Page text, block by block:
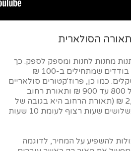
הסולארית
מחנות לחנות ומספק לספק. כך
אפשר למצוא גופי תאורה בודדים שמתחילים ב-100 ₪
כמו כן, פרוז'קטורים סולאריים
יכולים להגיע גם למחיר של 800 עד 900 ₪ ותאורת רחוב
למחיר של 2,000 או 2,500 ₪ (תאורת הרחוב היא בגובה של
עד 5 מטר ויכולה לפעול כשלושים שעות רצוף לעומת 10 שעות
להשפיע על המחיר, לדוגמה